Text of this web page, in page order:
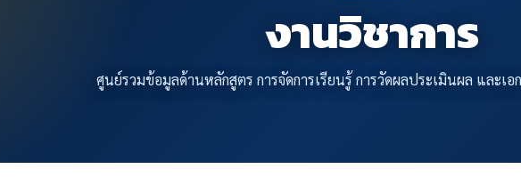
งานวิชาการ
ศูนย์รวมข้อมูลด้านหลักสูตร การจัดการเรียนรู้ การวัดผลประเมินผล และเ